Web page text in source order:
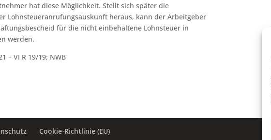
hat diese Möglichkeit. Stellt sich später die
Lohnsteueranrufungsauskunft heraus, kann der Arbeitgeber
für die nicht einbehaltene Lohnsteuer in
werden.
– VI R 19/19; NWB
Cookie-Richtlinie (EU)